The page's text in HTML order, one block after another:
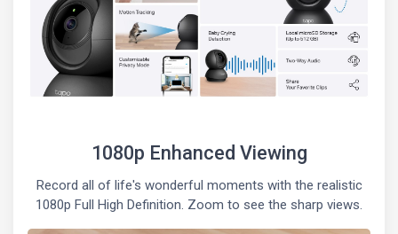
1080p Enhanced Viewing
Record all of life's wonderful moments with the realistic
1080p Full High Definition. Zoom to see the sharp views.